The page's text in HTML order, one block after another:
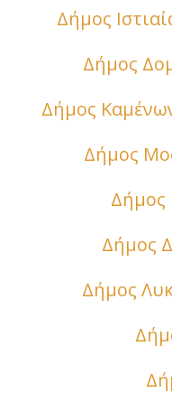
Δήμος
Δήμος
Δήμος
Δήμος
Δήμος
Δήμος
Δήμος